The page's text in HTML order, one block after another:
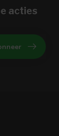
acties